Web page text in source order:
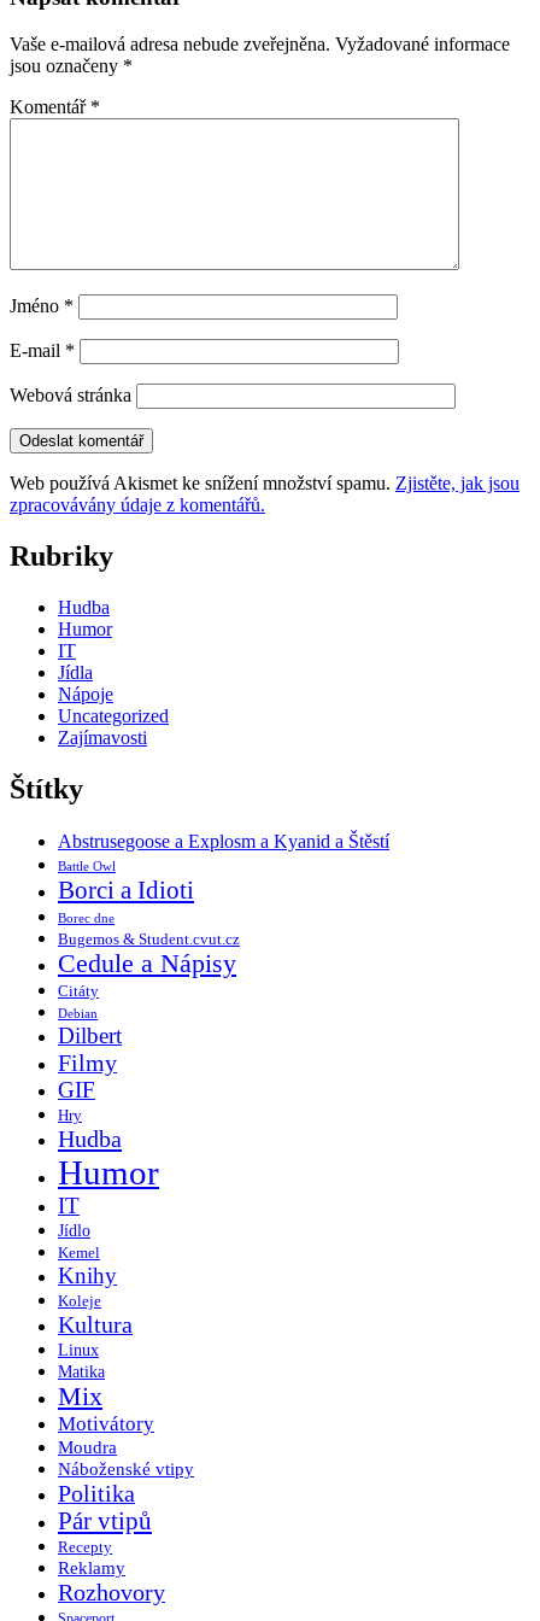
příspěvky
Vaše e-mailová adresa nebude zveřejněna. Vyžadované informace
jsou označeny *
Komentář *
Jméno *
E-mail *
Webová stránka
Web používá Akismet ke snížení množství spamu. Zjistěte, jak jsou
zpracovávány údaje z komentářů.
Rubriky
Hudba
Humor
IT
Jídla
Nápoje
Uncategorized
Zajímavosti
Štítky
Abstrusegoose a Explosm a Kyanid a Štěstí
Battle Owl
Borci a Idioti
Borec dne
Bugemos & Student.cvut.cz
Cedule a Nápisy
Citáty
Debian
Dilbert
Filmy
GIF
Hry
Hudba
Humor
IT
Jídlo
Kemel
Knihy
Koleje
Kultura
Linux
Matika
Mix
Motivátory
Moudra
Náboženské vtipy
Politika
Pár vtipů
Recepty
Reklamy
Rozhovory